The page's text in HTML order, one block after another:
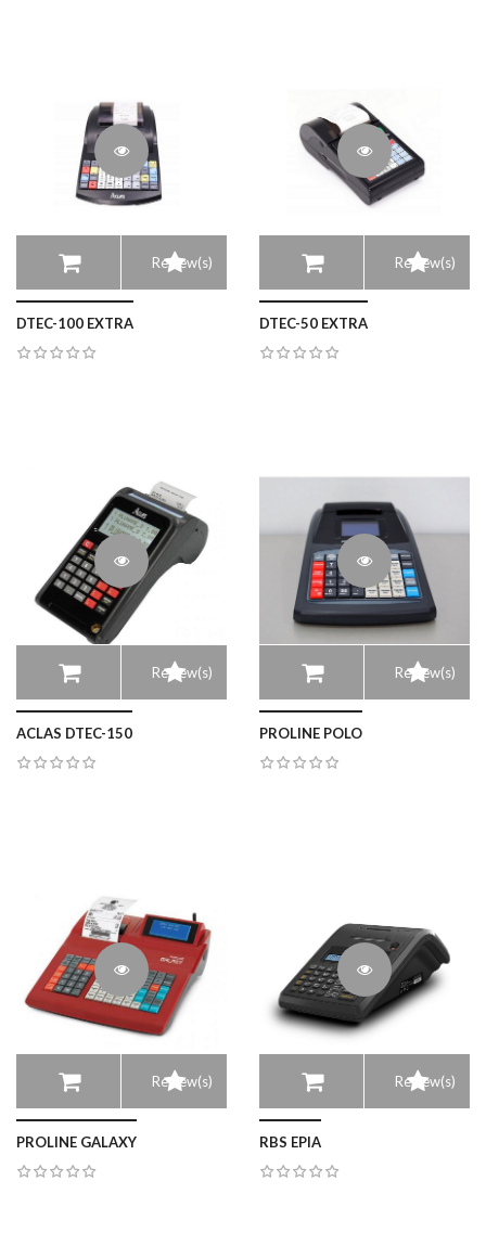
Review(s)
DTEC-100 EXTRA
Review(s)
DTEC-50 EXTRA
Review(s)
ACLAS DTEC-150
Review(s)
PROLINE POLO
Review(s)
PROLINE GALAXY
Review(s)
RBS EPIA